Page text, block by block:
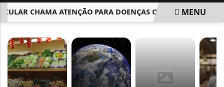
CHAMA ATENÇÃO PARA DOENÇAS QUE AFETAM A VISÃO
MENU